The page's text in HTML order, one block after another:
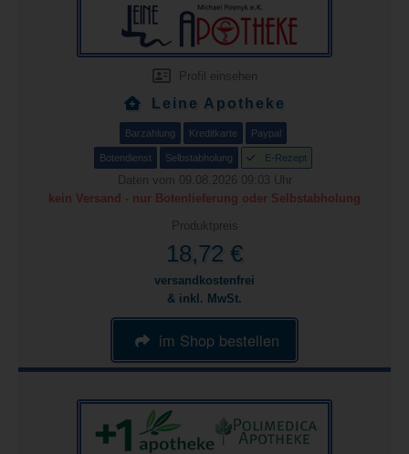
Profil einsehen
Leine Apotheke
Barzahlung Kreditkarte Paypal
Botendienst Selbstabholung E-Rezept
Daten vom 09.08.2026 09:03 Uhr
kein Versand - nur Botenlieferung oder Selbstabholung
Produktpreis
18,72 €
versandkostenfrei
& inkl. MwSt.
im Shop bestellen